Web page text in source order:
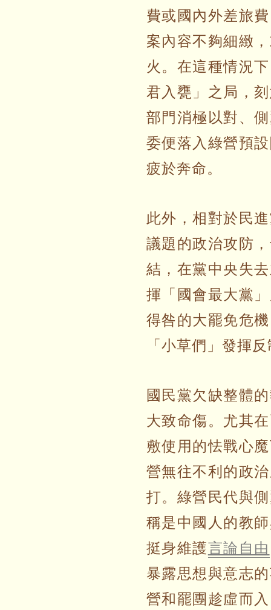
費或國內外差旅
案內容不夠細緻
火。在這種情況
君入甕」之局，
部門消極以對、
委便落入綠營預
疲於奔命。
此外，相對於民
議題的政治攻防
結，在黨中央失
揮「國會最大黨
得咎的大罷免危
「小草們」發揮
國民黨欠缺整體
大致命傷。尤其
敷使用的怯戰心
營無往不利的政
打。綠營民代與
稱是中國人的教
挺身維護言論自由
暴露思想與意志
營和罷團趁虛而